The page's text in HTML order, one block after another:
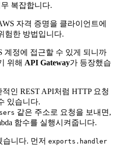
복잡합니다.
자격 증명을 클라이언트에
험한 방법입니다.
계정에 접근할 수 있게 되니까
위해 API Gateway가 등장했습
인 REST API처럼 HTTP 요청
있습니다.
같은 주소로 요청을 보내면,
함수를 실행시켜줍니다.
니다. 먼저 exports.handler